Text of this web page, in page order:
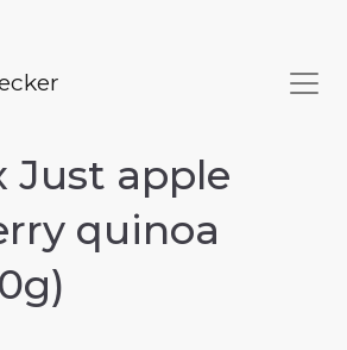
Just apple
quinoa